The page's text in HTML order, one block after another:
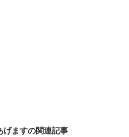
げますの関連記事